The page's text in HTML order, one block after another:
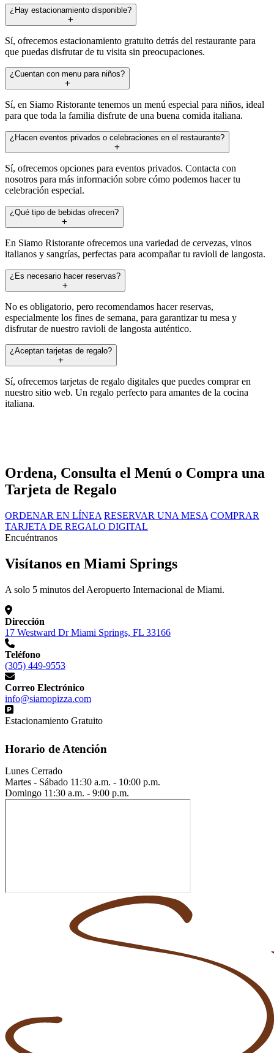
¿Hay estacionamiento disponible?
Sí, ofrecemos estacionamiento gratuito detrás del restaurante para
que puedas disfrutar de tu visita sin preocupaciones.
¿Cuentan con menu para niños?
Sí, en Siamo Ristorante tenemos un menú especial para niños, ideal
para que toda la familia disfrute de una buena comida italiana.
¿Hacen eventos privados o celebraciones en el restaurante?
Sí, ofrecemos opciones para eventos privados. Contacta con
nosotros para más información sobre cómo podemos hacer tu
celebración especial.
¿Qué tipo de bebidas ofrecen?
En Siamo Ristorante ofrecemos una variedad de cervezas, vinos
italianos y sangrías, perfectas para acompañar tu ravioli de langosta.
¿Es necesario hacer reservas?
No es obligatorio, pero recomendamos hacer reservas,
especialmente los fines de semana, para garantizar tu mesa y
disfrutar de nuestro ravioli de langosta auténtico.
¿Aceptan tarjetas de regalo?
Sí, ofrecemos tarjetas de regalo digitales que puedes comprar en
nuestro sitio web. Un regalo perfecto para amantes de la cocina
italiana.
Ordena, Consulta el Menú o Compra una
Tarjeta de Regalo
ORDENAR EN LÍNEA RESERVAR UNA MESA COMPRAR
TARJETA DE REGALO DIGITAL
Encuéntranos
Visítanos en Miami Springs
A solo 5 minutos del Aeropuerto Internacional de Miami.
Dirección
17 Westward Dr Miami Springs, FL 33166
Teléfono
(305) 449-9553
Correo Electrónico
info@siamopizza.com
Estacionamiento Gratuito
Horario de Atención
Lunes Cerrado
Martes - Sábado 11:30 a.m. - 10:00 p.m.
Domingo 11:30 a.m. - 9:00 p.m.